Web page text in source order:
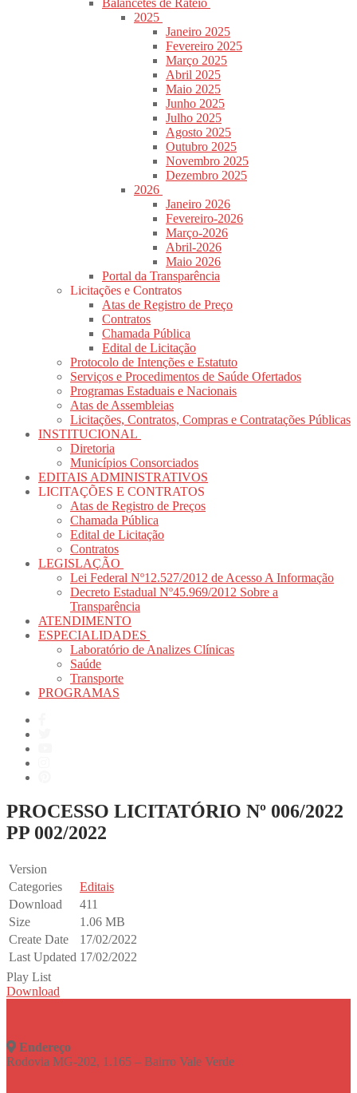
Balancetes de Rateio
2025
Janeiro 2025
Fevereiro 2025
Março 2025
Abril 2025
Maio 2025
Junho 2025
Julho 2025
Agosto 2025
Outubro 2025
Novembro 2025
Dezembro 2025
2026
Janeiro 2026
Fevereiro-2026
Março-2026
Abril-2026
Maio 2026
Portal da Transparência
Licitações e Contratos
Atas de Registro de Preço
Contratos
Chamada Pública
Edital de Licitação
Protocolo de Intenções e Estatuto
Serviços e Procedimentos de Saúde Ofertados
Programas Estaduais e Nacionais
Atas de Assembleias
Licitações, Contratos, Compras e Contratações Públicas
INSTITUCIONAL
Diretoria
Municípios Consorciados
EDITAIS ADMINISTRATIVOS
LICITAÇÕES E CONTRATOS
Atas de Registro de Preços
Chamada Pública
Edital de Licitação
Contratos
LEGISLAÇÃO
Lei Federal Nº12.527/2012 de Acesso A Informação
Decreto Estadual Nº45.969/2012 Sobre a
Transparência
ATENDIMENTO
ESPECIALIDADES
Laboratório de Analizes Clínicas
Saúde
Transporte
PROGRAMAS
PROCESSO LICITATÓRIO Nº 006/2022
PP 002/2022
Version
Categories
Editais
Download
411
Size
1.06 MB
Create Date
17/02/2022
Last Updated 17/02/2022
Play List
Download
Endereço
Rodovia MG-202, 1.165 – Bairro Vale Verde